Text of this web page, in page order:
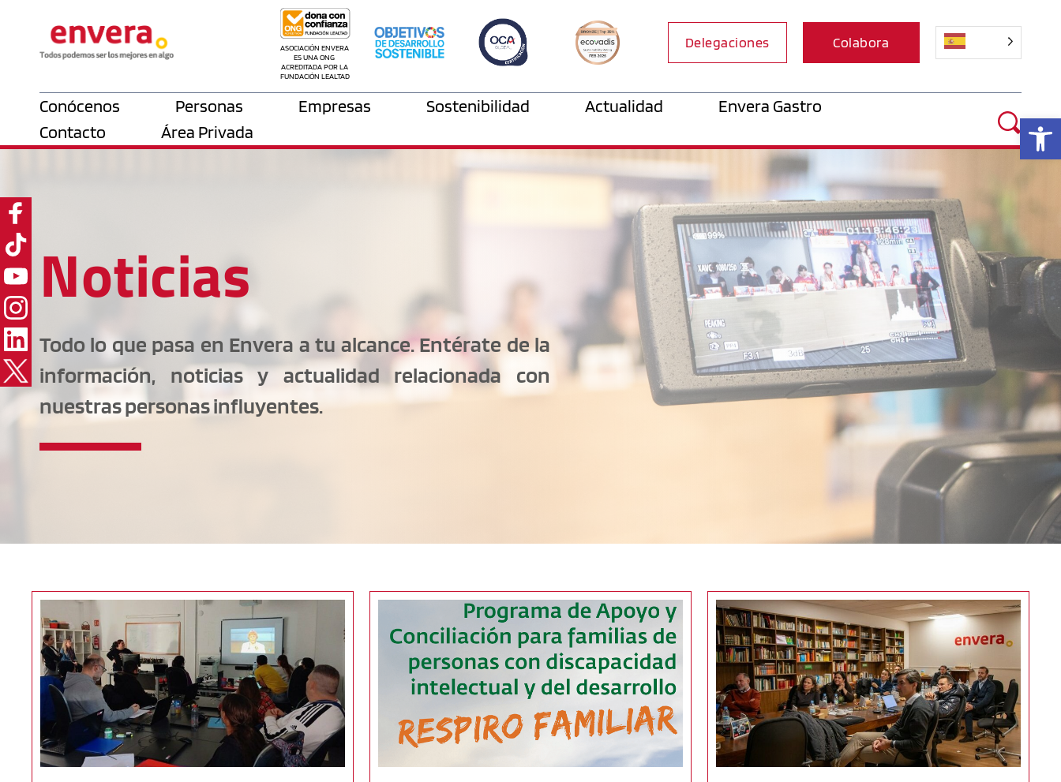
ASOCIACIÓN ENVERA
ES UNA ONG
ACREDITADA POR LA
FUNDACIÓN LEALTAD
Delegaciones Colabora
Conócenos Personas Empresas Sostenibilidad Actualidad
Envera Gastro
Contacto
Área Privada
Noticias
Todo lo que pasa en Envera a tu alcance. Entérate de la
información, noticias y actualidad relacionada con
nuestras personas influyentes.